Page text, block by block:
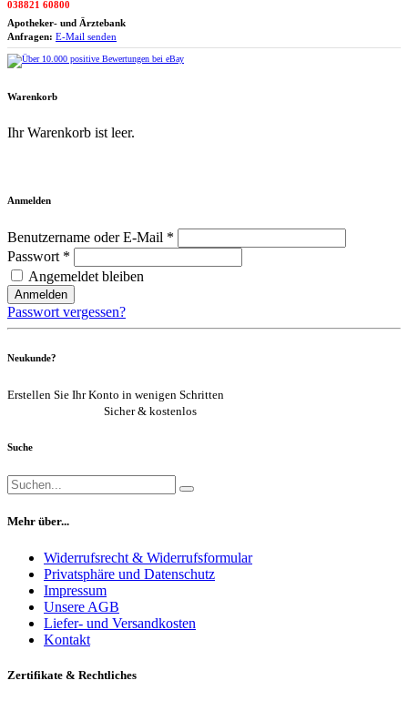
038821 60800
Apotheker- und Ärztebank
Anfragen: E-Mail senden
Warenkorb
Ihr Warenkorb ist leer.
Anmelden
Benutzername oder E-Mail *
Passwort *
Angemeldet bleiben
Anmelden
Passwort vergessen?
Neukunde?
Erstellen Sie Ihr Konto in wenigen Schritten
Sicher & kostenlos
Suche
Mehr über...
Widerrufsrecht & Widerrufsformular
Privatsphäre und Datenschutz
Impressum
Unsere AGB
Liefer- und Versandkosten
Kontakt
Zertifikate & Rechtliches